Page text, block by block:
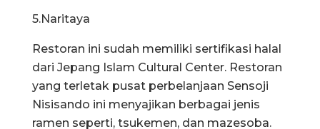
5.Naritaya
Restoran ini sudah memiliki sertifikasi halal
dari Jepang Islam Cultural Center. Restoran
yang terletak pusat perbelanjaan Sensoji
Nisisando ini menyajikan berbagai jenis
ramen seperti, tsukemen, dan mazesoba.